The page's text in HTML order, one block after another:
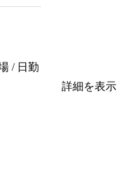
/ 日勤
詳細を表示